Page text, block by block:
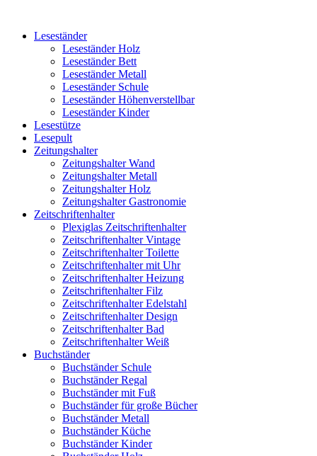
Leseständer
Leseständer Holz
Leseständer Bett
Leseständer Metall
Leseständer Schule
Leseständer Höhenverstellbar
Leseständer Kinder
Lesestütze
Lesepult
Zeitungshalter
Zeitungshalter Wand
Zeitungshalter Metall
Zeitungshalter Holz
Zeitungshalter Gastronomie
Zeitschriftenhalter
Plexiglas Zeitschriftenhalter
Zeitschriftenhalter Vintage
Zeitschriftenhalter Toilette
Zeitschriftenhalter mit Uhr
Zeitschriftenhalter Heizung
Zeitschriftenhalter Filz
Zeitschriftenhalter Edelstahl
Zeitschriftenhalter Design
Zeitschriftenhalter Bad
Zeitschriftenhalter Weiß
Buchständer
Buchständer Schule
Buchständer Regal
Buchständer mit Fuß
Buchständer für große Bücher
Buchständer Metall
Buchständer Küche
Buchständer Kinder